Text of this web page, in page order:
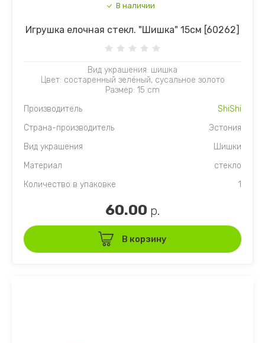
В наличии
Игрушка елочная стекл. "Шишка" 15см [60262]
Вид украшения: шишка
Цвет: состаренный зелёный, сусальное золото
Размер: 15 cm
Производитель
ShiShi
Страна-производитель
Эстония
Вид украшения
Шишки
Материал
стекло
Количество в упаковке
1
60.00 р.
В корзину